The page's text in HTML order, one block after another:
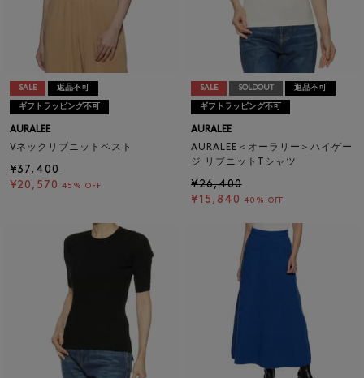
SALE 返品不可
ギフトラッピング不可
AURALEE
Vネックリブニットベスト
¥37,400
¥20,570 45% OFF
SALE SOLDOUT 返品不可
ギフトラッピング不可
AURALEE
AURALEE＜オーラリー＞ハイゲー
ジ リブニットTシャツ
¥26,400
¥15,840 40% OFF